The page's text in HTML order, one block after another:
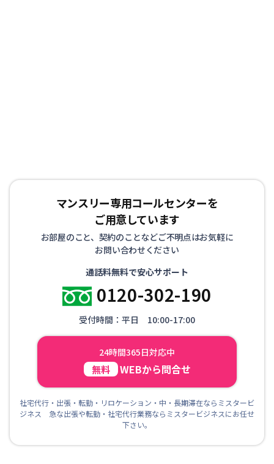
マンスリー専用コールセンターを
ご用意しています
お部屋のこと、契約のことなどご不明点はお気軽に
お問い合わせください
通話料無料で安心サポート
0120-302-190
受付時間：平日 10:00-17:00
24時間365日対応中
無料 WEBから問合せ
社宅代行・出張・転勤・リロケーション・中・長期滞在ならミスタービ
ジネス 急な出張や転勤・社宅代行業務ならミスタービジネスにお任せ
下さい。